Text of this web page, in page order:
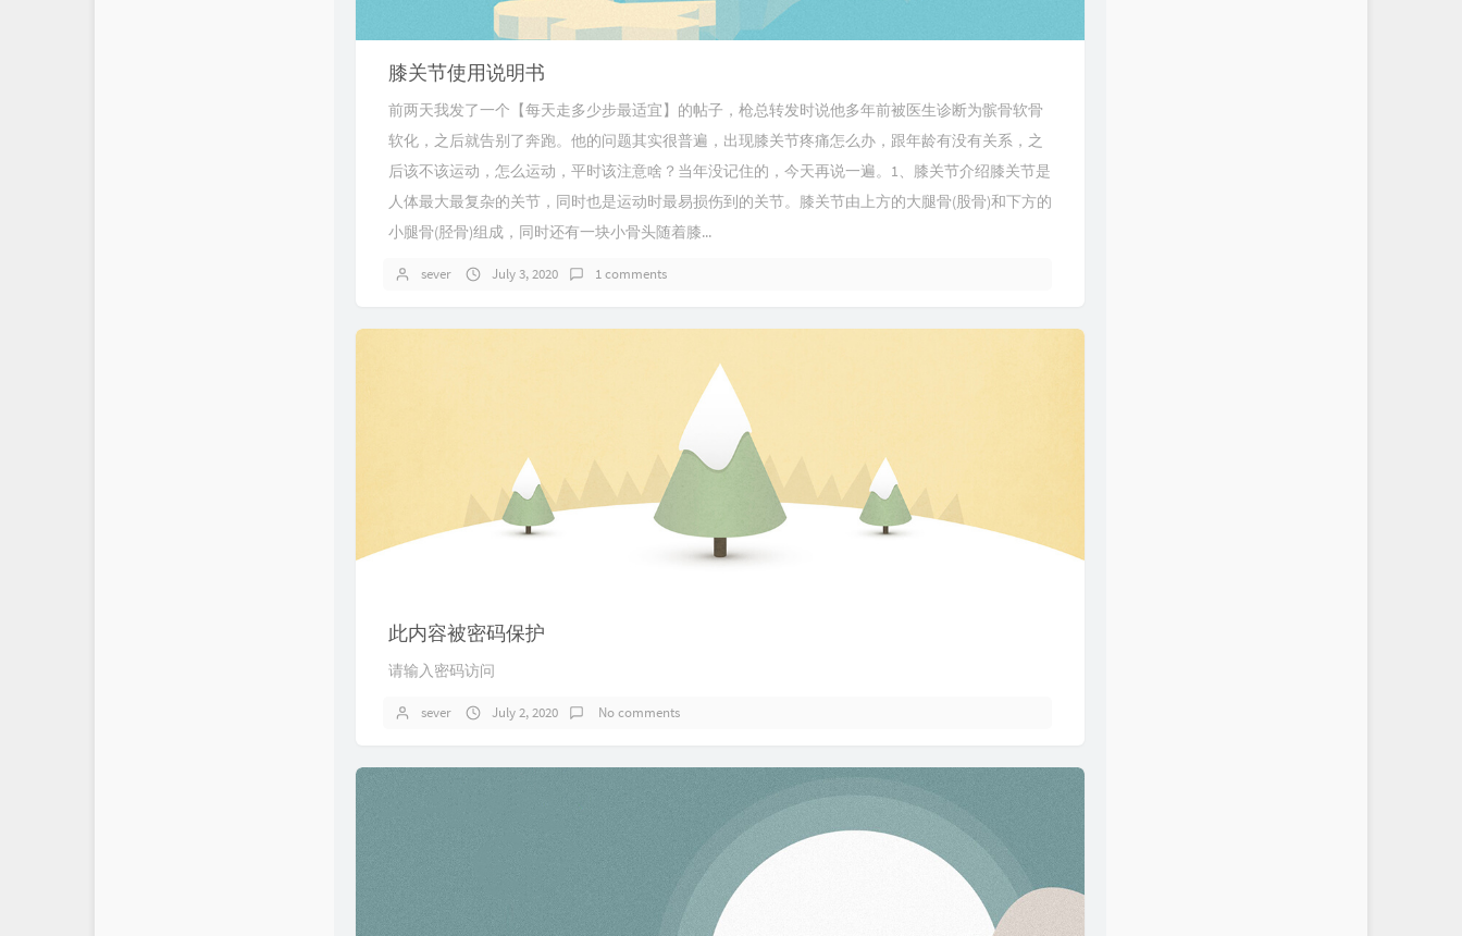
膝关节使用说明书
前两天我发了一个【每天走多少步最适宜】的帖子，枪总转发时说他多年前被医生诊断为髌骨软骨
软化，之后就告别了奔跑。他的问题其实很普遍，出现膝关节疼痛怎么办，跟年龄有没有关系，之
后该不该运动，怎么运动，平时该注意啥？当年没记住的，今天再说一遍。1、膝关节介绍膝关节是
人体最大最复杂的关节，同时也是运动时最易损伤到的关节。膝关节由上方的大腿骨(股骨)和下方的
小腿骨(胫骨)组成，同时还有一块小骨头随着膝...
sever July 3, 2020 1 comments
此内容被密码保护
请输入密码访问
sever July 2, 2020 No comments